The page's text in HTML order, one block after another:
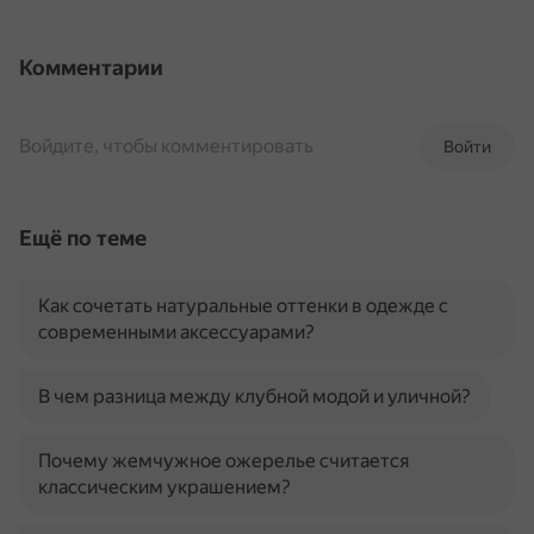
Комментарии
Войти
Войдите, чтобы комментировать
Ещё по теме
Как сочетать натуральные оттенки в одежде с
современными аксессуарами?
В чем разница между клубной модой и уличной?
Почему жемчужное ожерелье считается
классическим украшением?